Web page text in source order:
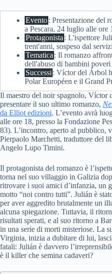
Evento: Presentazione del
a Pescara, 24 luglio alle ore
Protagonista : L'ispettore
trent'anni, sospeso dal
Tematica : Il romanzo
dell'abuso di bambini poveri
Successi : Víctor del Árbol
Polar Européen e il Grand
Il maestro del noir spagnolo, Víctor
presentare il suo ultimo romanzo,
da Elliot edizioni. L’evento avrà
alle ore 18, presso la Fondazione
83). L’incontro, aperto al pubblico,
Pierpaolo Marchetti, traduttore del
Angelo Lupo Timini.
Il protagonista del romanzo è
torna nel suo villaggio in Galizia
ritrovare i suoi amici d’infanzia, un
motto “noi contro tutti”. Julián è
per aver aggredito brutalmente un
alcuna spiegazione. Tuttavia, il
risultati sperati, e al suo ritorno a
in una serie di morti misteriose. La
Virginia, inizia a dubitare di lui,
fatali: Julián è davvero
è il killer che semina cadaveri?